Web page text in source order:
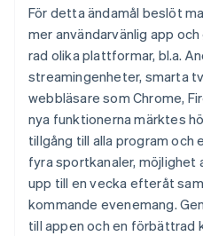
För detta ändamål beslöt
mer användarvänlig app
rad olika plattformar, bl.a.
streamingenheter, smarta
webbläsare som Chrome,
nya funktionerna märktes
tillgång till alla program och
fyra sportkanaler, möjlighet
upp till en vecka efteråt
kommande evenemang.
till appen och en förbättrad